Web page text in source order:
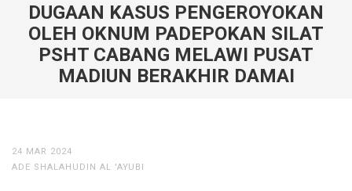
DUGAAN KASUS PENGEROYOKAN
OLEH OKNUM PADEPOKAN SILAT
PSHT CABANG MELAWI PUSAT
MADIUN BERAKHIR DAMAI
24 MAR 2024
ADE SHALAHUDIN AL 'AYUBI